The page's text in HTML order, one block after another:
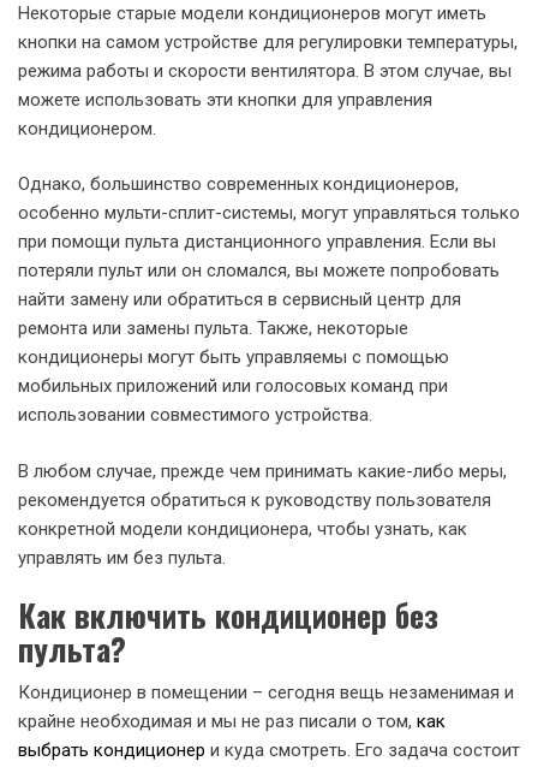
Некоторые старые модели кондиционеров могут иметь
кнопки на самом устройстве для регулировки температуры,
режима работы и скорости вентилятора. В этом случае, вы
можете использовать эти кнопки для управления
кондиционером.
Однако, большинство современных кондиционеров,
особенно мульти-сплит-системы, могут управляться только
при помощи пульта дистанционного управления. Если вы
потеряли пульт или он сломался, вы можете попробовать
найти замену или обратиться в сервисный центр для
ремонта или замены пульта. Также, некоторые
кондиционеры могут быть управляемы с помощью
мобильных приложений или голосовых команд при
использовании совместимого устройства.
В любом случае, прежде чем принимать какие-либо меры,
рекомендуется обратиться к руководству пользователя
конкретной модели кондиционера, чтобы узнать, как
управлять им без пульта.
Как включить кондиционер без
пульта?
Кондиционер в помещении – сегодня вещь незаменимая и
крайне необходимая и мы не раз писали о том, как
выбрать кондиционер и куда смотреть. Его задача состоит